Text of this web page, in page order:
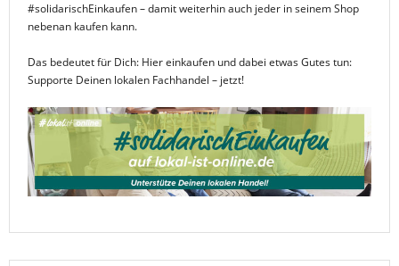
#solidarischEinkaufen – damit weiterhin auch jeder in seinem Shop
nebenan kaufen kann.
Das bedeutet für Dich: Hier einkaufen und dabei etwas Gutes tun:
Supporte Deinen lokalen Fachhandel – jetzt!